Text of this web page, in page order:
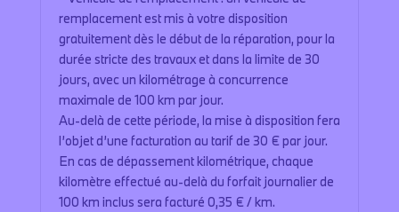
remplacement est mis à votre disposition
gratuitement dès le début de la réparation, pour la
durée stricte des travaux et dans la limite de 30
jours, avec un kilométrage à concurrence
maximale de 100 km par jour.
Au-delà de cette période, la mise à disposition fera
l’objet d’une facturation au tarif de 30 € par jour.
En cas de dépassement kilométrique, chaque
kilomètre effectué au-delà du forfait journalier de
100 km inclus sera facturé 0,35 € / km.